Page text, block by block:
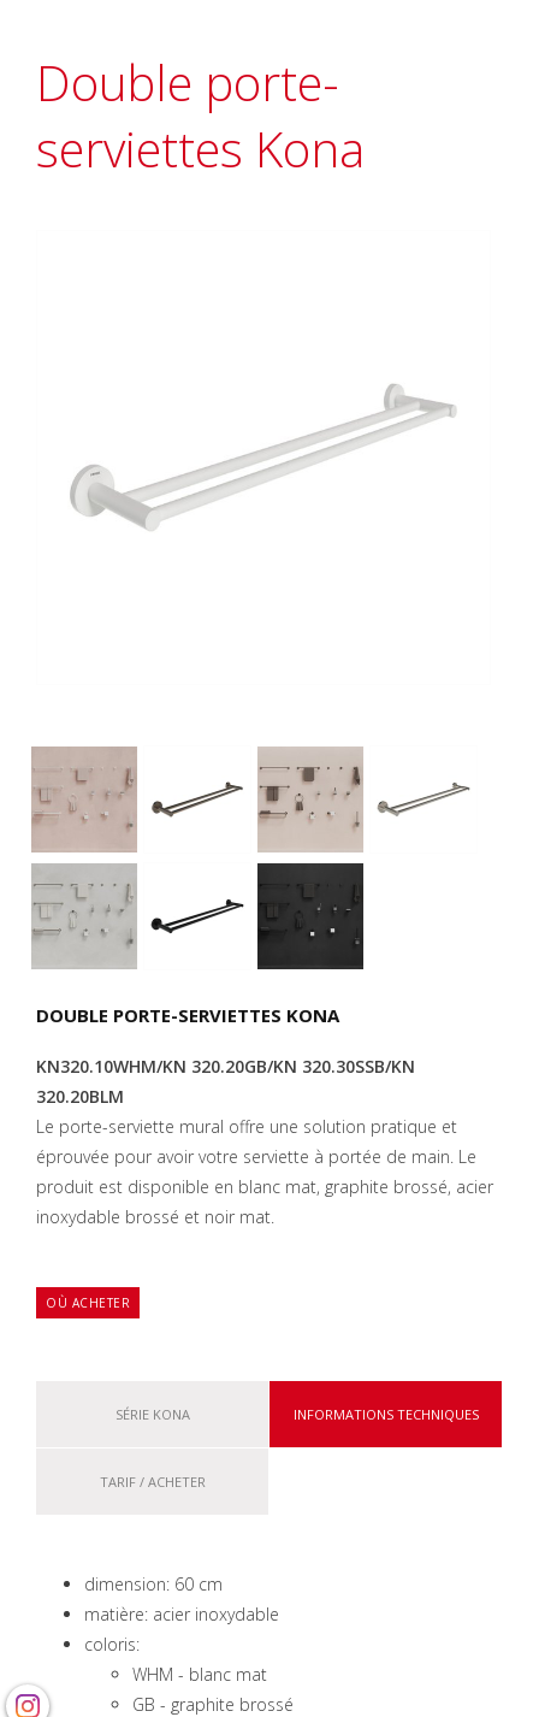
Double porte-
serviettes Kona
DOUBLE PORTE-SERVIETTES KONA
KN320.10WHM/KN 320.20GB/KN 320.30SSB/KN
320.20BLM
Le porte-serviette mural offre une solution pratique et
éprouvée pour avoir votre serviette à portée de main. Le
produit est disponible en blanc mat, graphite brossé, acier
inoxydable brossé et noir mat.
OÙ ACHETER
SÉRIE KONA INFORMATIONS TECHNIQUES
TARIF / ACHETER
dimension: 60 cm
matière: acier inoxydable
coloris:
WHM - blanc mat
GB - graphite brossé